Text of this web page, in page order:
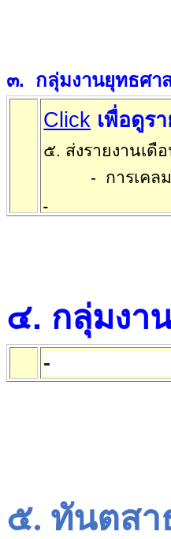
๓. กลุ่มงานยุทธศา
Click เพื่อดูร
๕. ส่งรายงานเดื
- การเค
๔. กลุ่มงา
-
๕. ทันตส